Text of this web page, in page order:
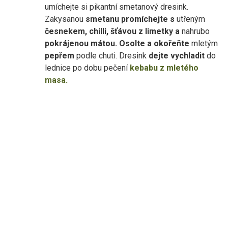
umíchejte si pikantní smetanový dresink.
Zakysanou smetanu promíchejte s utřeným
česnekem, chilli, šťávou z limetky a nahrubo
pokrájenou mátou. Osolte a okořeňte mletým
pepřem podle chuti. Dresink dejte vychladit do
lednice po dobu pečení kebabu z mletého
masa.